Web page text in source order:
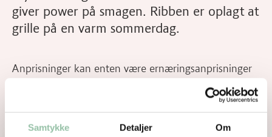
Samtykke Detaljer Om
giver power på smagen. Ribben er oplagt at
grille på en varm sommerdag.
Anprisninger kan enten være ernæringsanprisninger
af det konkrete produkts ernæringsmæssige og/ eller
sundhedsmæssige egenskaber.